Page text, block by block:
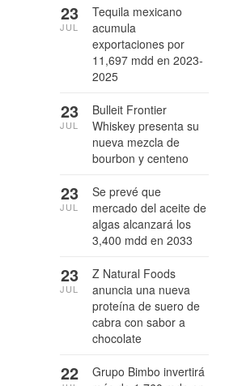
Tequila mexicano
acumula
exportaciones por
11,697 mdd en 2023-
2025
23
JUL
Bulleit Frontier
Whiskey presenta su
nueva mezcla de
bourbon y centeno
23
JUL
Se prevé que
mercado del aceite de
algas alcanzará los
3,400 mdd en 2033
23
JUL
Z Natural Foods
anuncia una nueva
proteína de suero de
cabra con sabor a
chocolate
23
JUL
Grupo Bimbo invertirá
22